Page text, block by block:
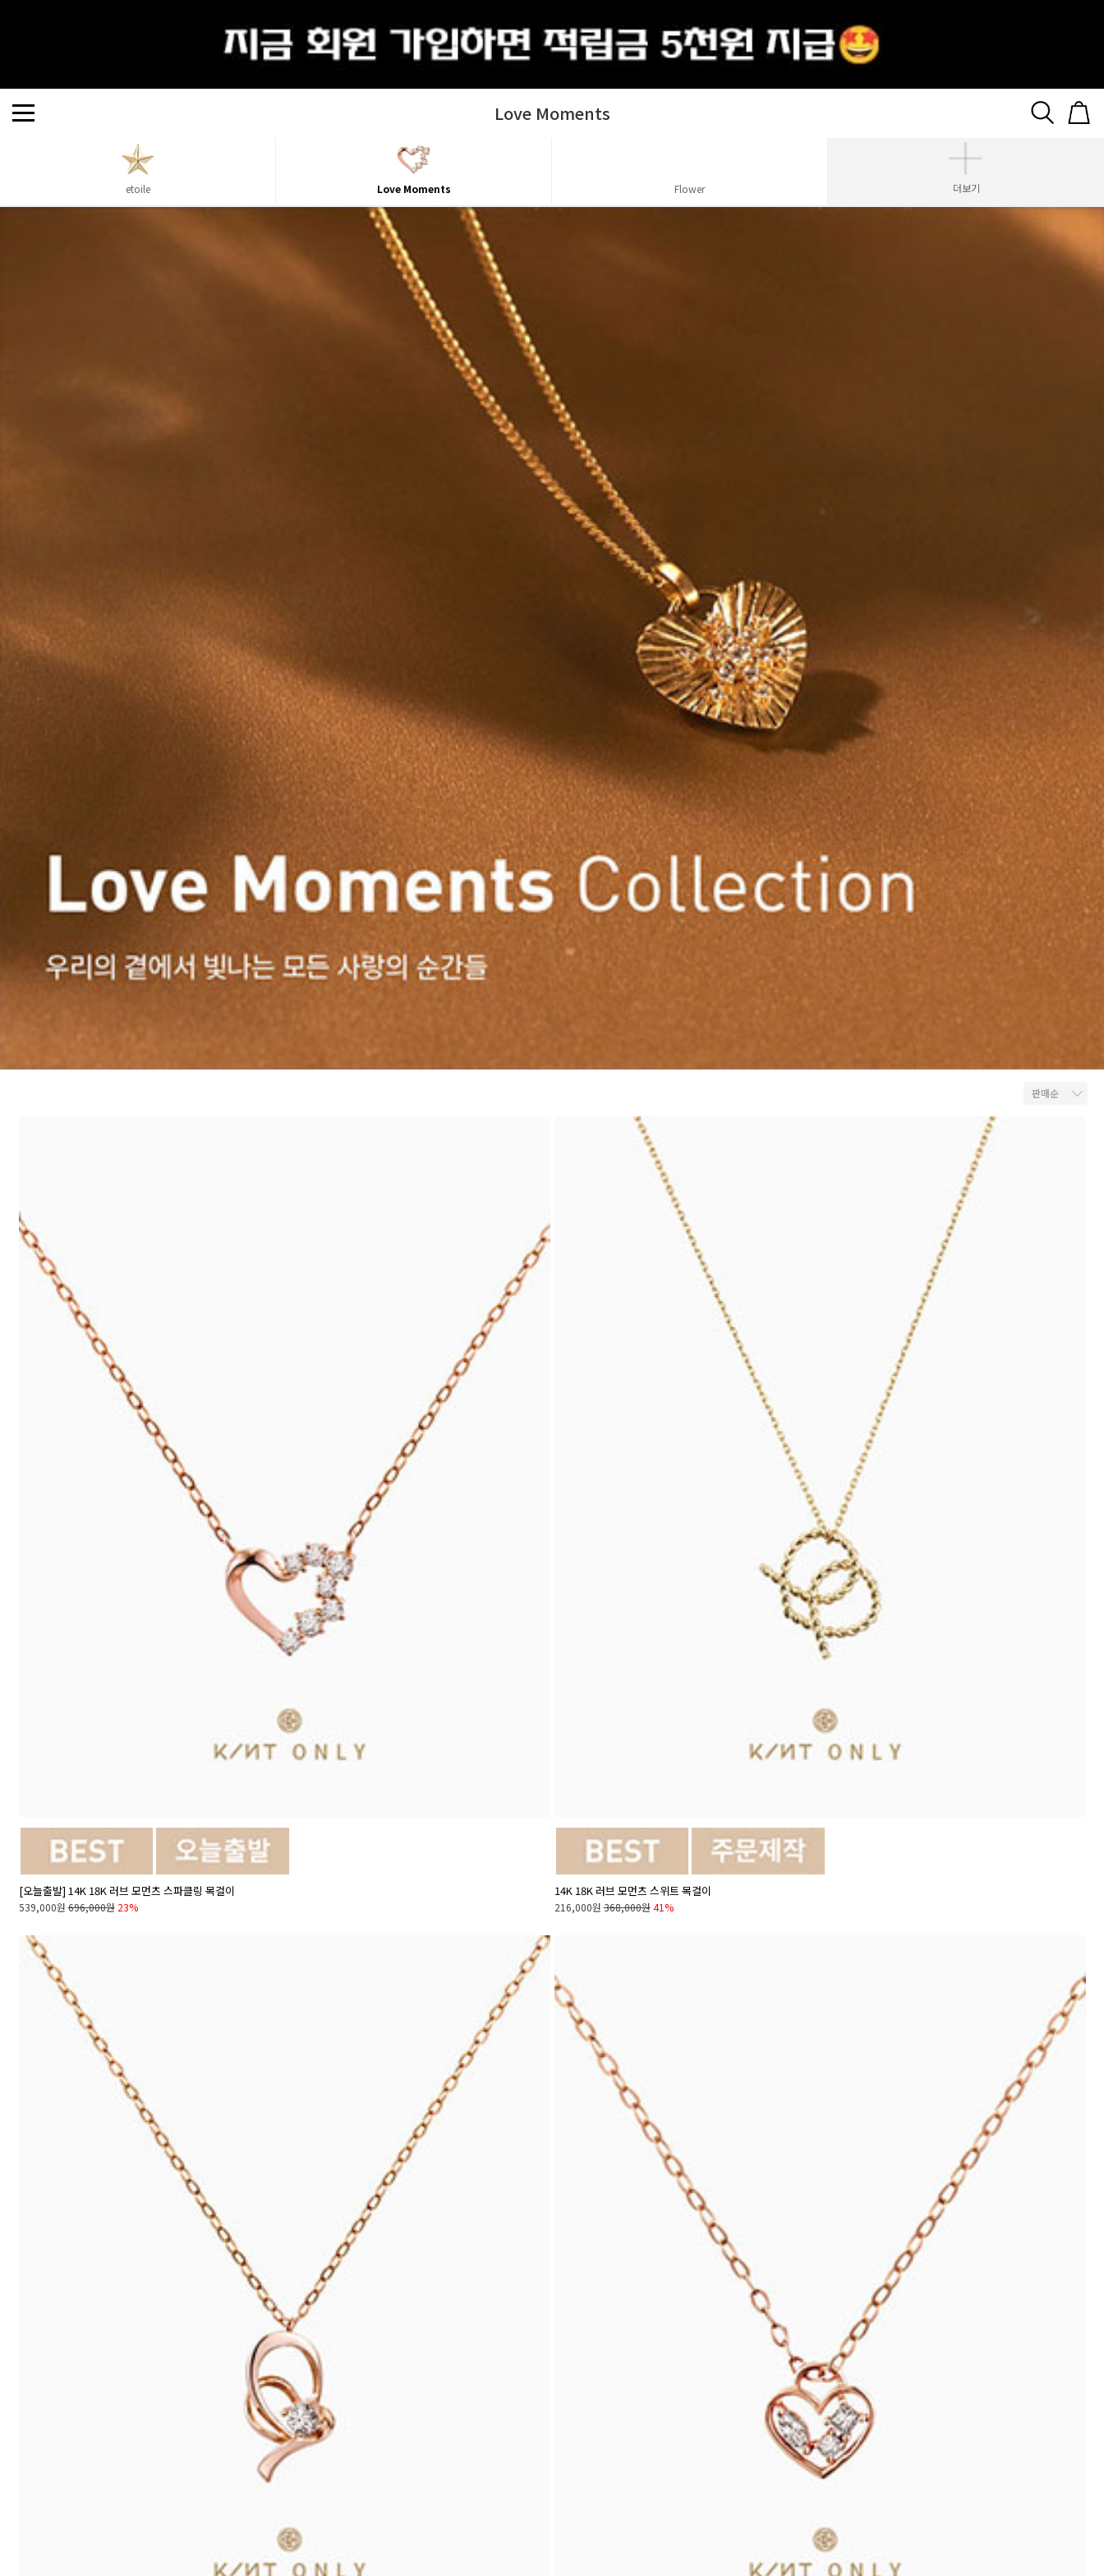
Love Moments
etoile Love Moments Flower KINT Rose
더보기
[오늘출발] 14K 18K 러브 모먼츠 스파클링 목걸이
539,000원 696,000원 23%
14K 18K 러브 모먼츠 스위트 목걸이
216,000원 368,000원 41%